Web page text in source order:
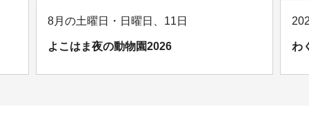
8月の土曜日・日曜日、11日
よこはま夜の動物園2026 わ